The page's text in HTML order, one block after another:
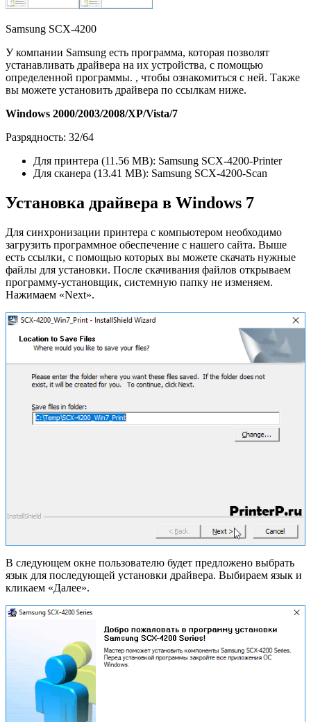
Samsung SCX-4200
У компании Samsung есть программа, которая позволят
устанавливать драйвера на их устройства, с помощью
определенной программы. , чтобы ознакомиться с ней. Также
вы можете установить драйвера по ссылкам ниже.
Windows 2000/2003/2008/XP/Vista/7
Разрядность: 32/64
Для принтера (11.56 MB): Samsung SCX-4200-Printer
Для сканера (13.41 MB): Samsung SCX-4200-Scan
Установка драйвера в Windows 7
Для синхронизации принтера с компьютером необходимо
загрузить программное обеспечение с нашего сайта. Выше
есть ссылки, с помощью которых вы можете скачать нужные
файлы для установки. После скачивания файлов открываем
программу-установщик, системную папку не изменяем.
Нажимаем «Next».
В следующем окне пользователю будет предложено выбрать
язык для последующей установки драйвера. Выбираем язык и
кликаем «Далее».